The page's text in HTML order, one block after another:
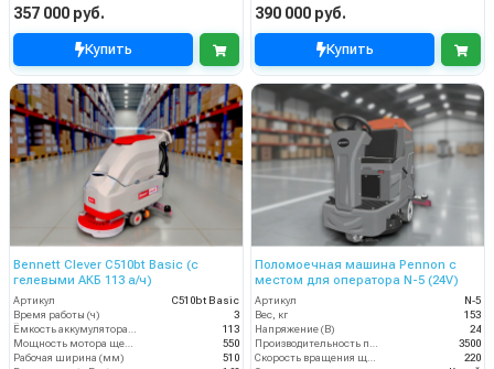
357 000 руб.
Купить
390 000 руб.
Купить
Bennett Clever C510bt Basic (с
гелевыми АКБ 113 а/ч)
Артикул
C510bt Basic
Время работы (ч)
3
113
550
Рабочая ширина (мм)
510
Поломоечная машина Pennon с
местом для оператора N-5 (24V)
Артикул
N-5
Вес, кг
153
Напряжение (В)
24
3500
220